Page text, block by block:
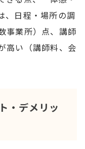
、日程・場所の調
事業所）点、講師
高い（講師料、会
・デメリッ